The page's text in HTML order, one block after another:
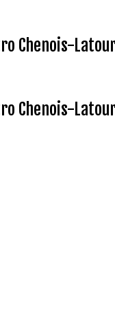
Chenois-
Chenois-